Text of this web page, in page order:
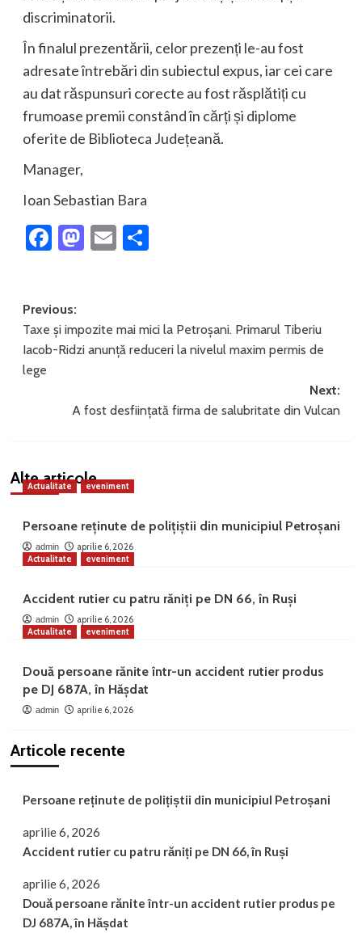
discriminatorii.
În finalul prezentării, celor prezenți le-au fost
adresate întrebări din subiectul expus,iar cei care
au dat răspunsuri corecte au fost răsplătiți cu
frumoase premii constând în cărți și diplome
oferite de Biblioteca Județeană.
Manager,
Ioan Sebastian Bara
Facebook
Mastodon
EmailPartajează
Post
navigation
Previous:
Taxe și impozite mai mici la Petroșani. Primarul Tiberiu
Iacob-Ridzi anunță reduceri la nivelul maxim permis de
lege
Next:
A fost desființată firma de salubritate din Vulcan
Alte articole
Actualitate eveniment
Persoane reținute de polițiștii din municipiul Petroșani
admin
aprilie 6, 2026
Actualitate
eveniment
Accident rutier cu patru răniți pe DN 66, în Ruși
admin
aprilie 6, 2026
Actualitate
eveniment
Două persoane rănite într-un accident rutier produs
pe DJ 687A, în Hășdat
admin aprilie 6, 2026
Articole recente
Persoane reținute de polițiștii din municipiul Petroșani
aprilie 6, 2026
Accident rutier cu patru răniți pe DN 66, în Ruși
aprilie 6, 2026
Două persoane rănite într-un accident rutier produs pe
DJ 687A, în Hășdat